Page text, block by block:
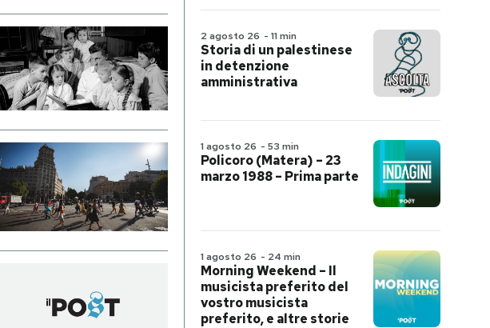
2 agosto 26 - 11 min
Storia di un palestinese
in detenzione
amministrativa
1 agosto 26 - 53 min
Policoro (Matera) – 23
marzo 1988 – Prima parte
1 agosto 26 - 24 min
Morning Weekend – Il
musicista preferito del
vostro musicista
preferito, e altre storie